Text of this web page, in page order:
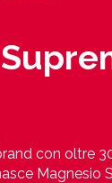
con oltre
Magnesio